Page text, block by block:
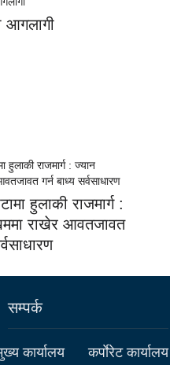
आगलागी
हुलाकी राजमार्ग :
राखेर आवतजावत
सम्पर्क
कार्यालय कर्पाेरेट कार्यालय